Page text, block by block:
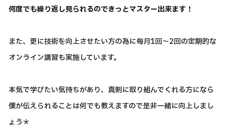
何度でも繰り返し見られるのできっとマスター出来ます！
また、更に技術を向上させたい方の為に毎月1回～2回の定期的な
オンライン講習も実施しています。
本気で学びたい気持ちがあり、真剣に取り組んでくれる方になら
僕が伝えられることは何でも教えますので是非一緒に向上しまし
ょう＊